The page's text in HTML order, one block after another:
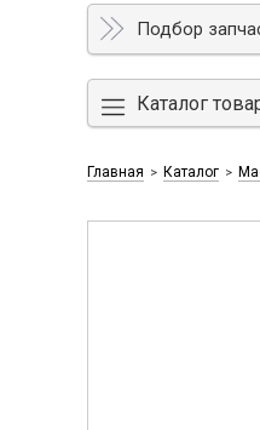
Подбор
Каталог
Главная > Каталог >